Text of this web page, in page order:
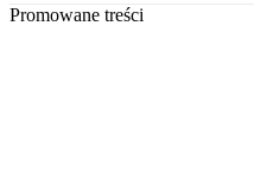
Promowane treści